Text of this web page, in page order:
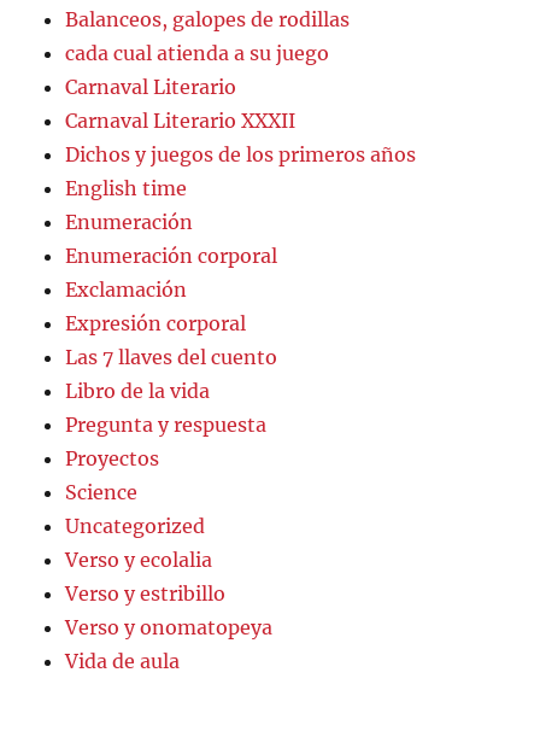
Balanceos, galopes de rodillas
cada cual atienda a su juego
Carnaval Literario
Carnaval Literario XXXII
Dichos y juegos de los primeros años
English time
Enumeración
Enumeración corporal
Exclamación
Expresión corporal
Las 7 llaves del cuento
Libro de la vida
Pregunta y respuesta
Proyectos
Science
Uncategorized
Verso y ecolalia
Verso y estribillo
Verso y onomatopeya
Vida de aula